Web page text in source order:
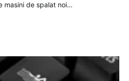
masini de spalat noi…